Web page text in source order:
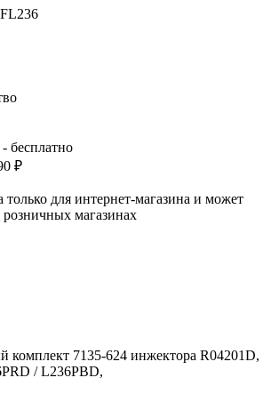
бесплатно
₽
только для интернет-магазина и может
розничных магазинах
комплект 7135-624 инжектора R04201D,
/ L236PBD,